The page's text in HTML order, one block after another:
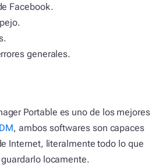
Facebook.
generales.
Portable es uno de los mejores
, ambos softwares son capaces
Internet, literalmente todo lo que
locamente.